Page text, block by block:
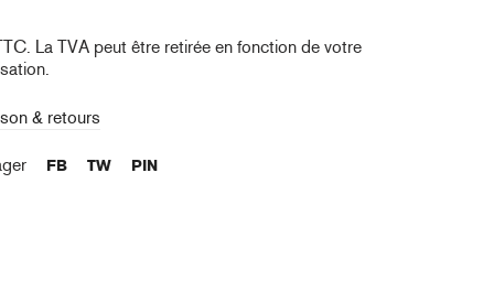
La TVA peut être retirée en fonction de votre
& retours
FB TW PIN